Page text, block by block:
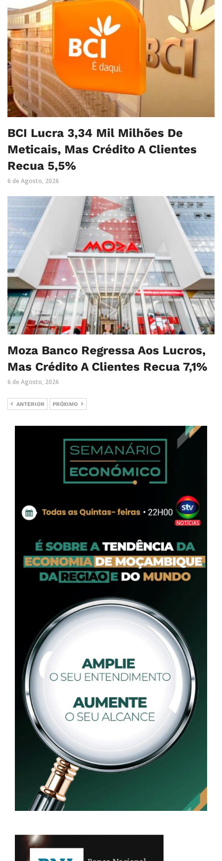
BCI Lucra 3,34 Mil Milhões De
Meticais, Mas Crédito A Clientes
Recua 5,5%
6 de Agosto, 2026
Moza Banco Regressa Aos Lucros,
Mas Crédito A Clientes Recua 7,1%
6 de Agosto, 2026
ANTERIOR PRÓXIMO